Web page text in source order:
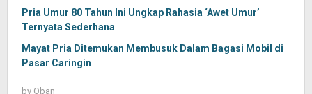
Pria Umur 80 Tahun Ini Ungkap Rahasia ‘Awet Umur’
Ternyata Sederhana
Mayat Pria Ditemukan Membusuk Dalam Bagasi Mobil di
Pasar Caringin
by Oban